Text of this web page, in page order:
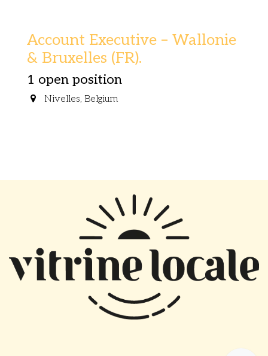
Account Executive – Wallonie
& Bruxelles (FR).
1 open position
Nivelles, Belgium